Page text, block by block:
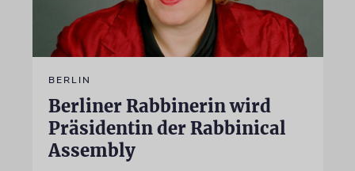
BERLIN
Berliner Rabbinerin wird
Präsidentin der Rabbinical
Assembly